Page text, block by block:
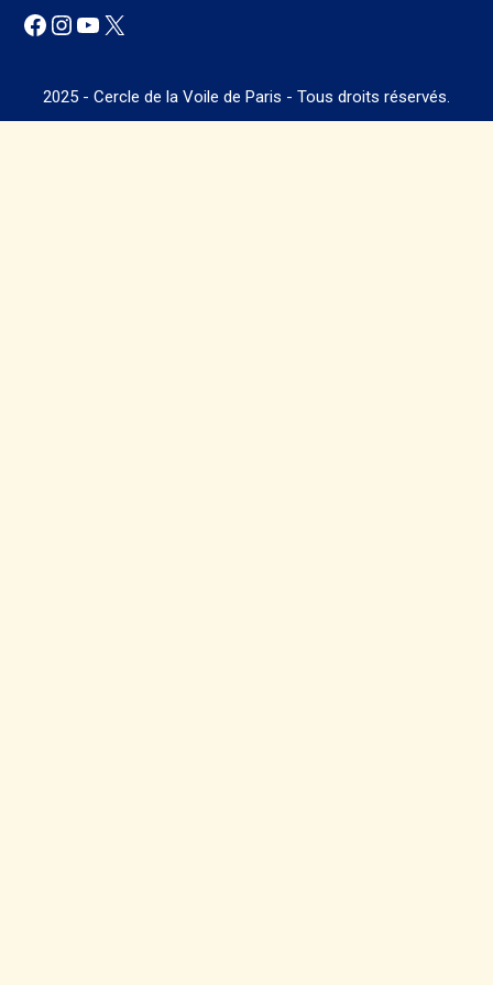
Facebook
Instagram
YouTube
X
2025 - Cercle de la Voile de Paris - Tous droits réservés.